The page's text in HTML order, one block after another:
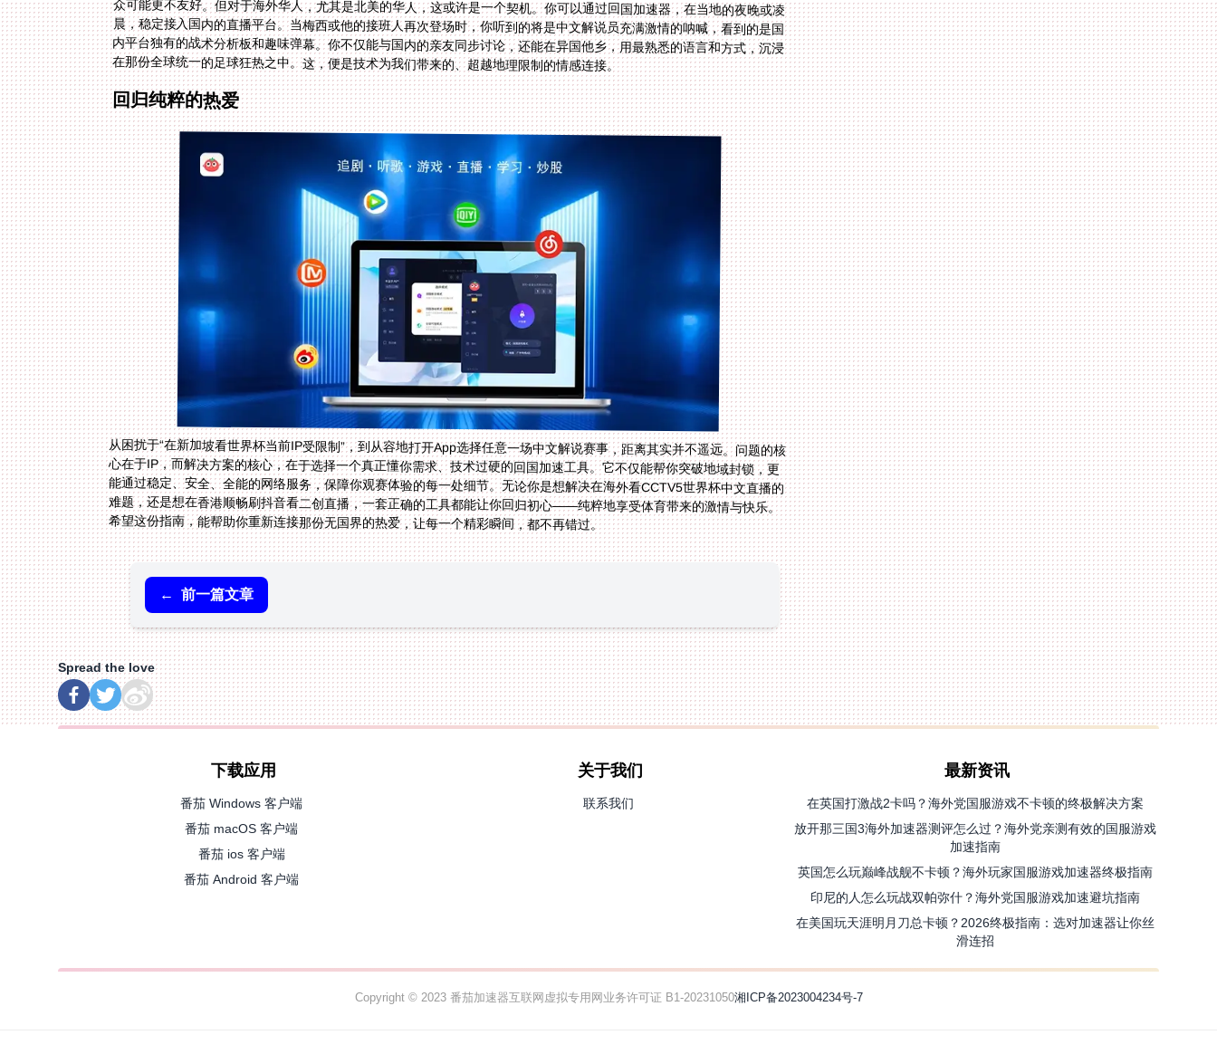
在那份全球统一的足球狂热之中。这，便是技术为我们带来的、超越地理限制的情感连接。
回归纯粹的热爱
从困扰于“在新加坡看世界杯当前IP受限制”，到从容地打开App选择任意一场中文解说赛事，距离其实并不遥远。问题的核
心在于IP，而解决方案的核心，在于选择一个真正懂你需求、技术过硬的回国加速工具。它不仅能帮你突破地域封锁，更
能通过稳定、安全、全能的网络服务，保障你观赛体验的每一处细节。无论你是想解决在海外看CCTV5世界杯中文直播的
难题，还是想在香港顺畅刷抖音看二创直播，一套正确的工具都能让你回归初心——纯粹地享受体育带来的激情与快乐。
希望这份指南，能帮助你重新连接那份无国界的热爱，让每一个精彩瞬间，都不再错过。
← 前一篇文章
Spread the love
下载应用
番茄 Windows 客户端
番茄 macOS 客户端
番茄 ios 客户端
番茄 Android 客户端
关于我们
联系我们
最新资讯
在英国打激战2卡吗？海外党国服游戏不卡顿的终极解决方案
放开那三国3海外加速器测评怎么过？海外党亲测有效的国服游戏
加速指南
英国怎么玩巅峰战舰不卡顿？海外玩家国服游戏加速器终极指南
印尼的人怎么玩战双帕弥什？海外党国服游戏加速避坑指南
在美国玩天涯明月刀总卡顿？2026终极指南：选对加速器让你丝
滑连招
Copyright © 2023 番茄加速器互联网虚拟专用网业务许可证 B1-20231050湘ICP备2023004234号-7